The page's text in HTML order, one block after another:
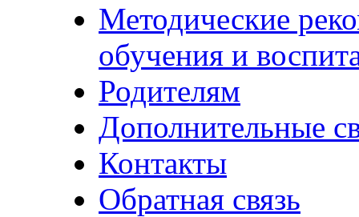
Методические
обучения и
Родителям
Дополнительные
Контакты
Обратная связь